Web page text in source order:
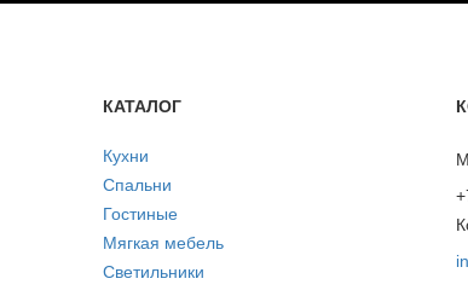
КАТАЛОГ
Кухни
Спальни
Гостиные
Мягкая мебель
Светильники